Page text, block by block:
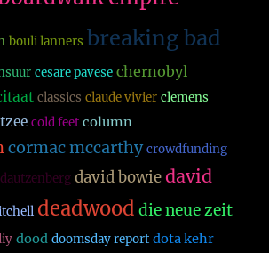
bouli lanners breaking bad
cesare pavese chernobyl
classics claude vivier clemens
cold feet column
cormac mccarthy crowdfunding
dautzenberg david bowie david
deadwood die neue zeit
dood doomsday report dota kehr